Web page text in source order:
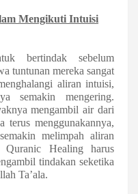
Mengikuti Intuisi
bertindak sebelum
tuntunan mereka sangat
aliran intuisi,
semakin mengering.
mengambil air dari
terus menggunakannya,
melimpah aliran
Healing harus
tindakan seketika
Ta’ala.